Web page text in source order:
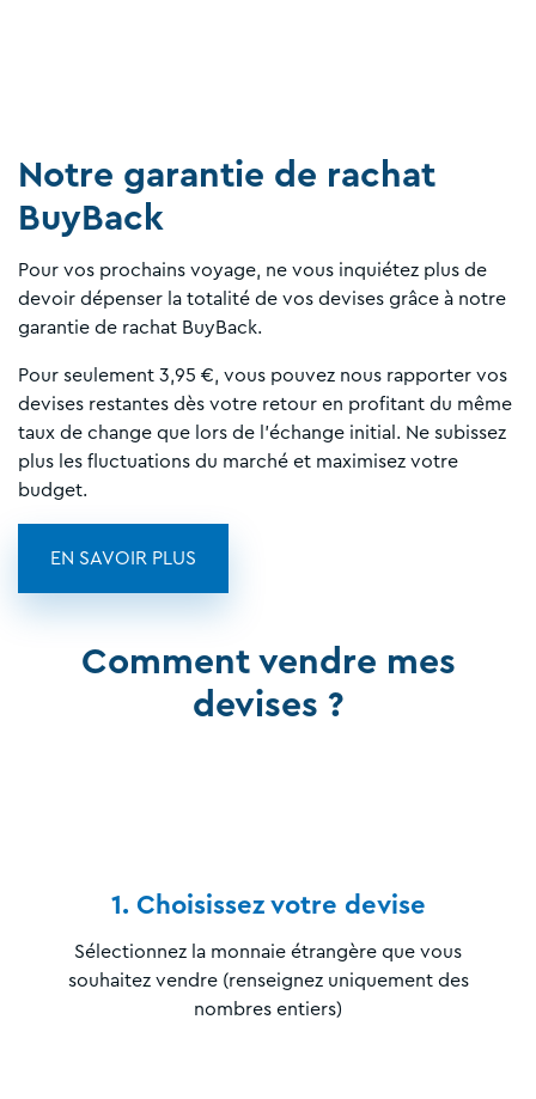
Notre garantie de rachat
BuyBack
Pour vos prochains voyage, ne vous inquiétez plus de
devoir dépenser la totalité de vos devises grâce à notre
garantie de rachat BuyBack.
Pour seulement 3,95 €, vous pouvez nous rapporter vos
devises restantes dès votre retour en profitant du même
taux de change que lors de l'échange initial. Ne subissez
plus les fluctuations du marché et maximisez votre
budget.
EN SAVOIR PLUS
Comment vendre mes
devises ?
1. Choisissez votre devise
Sélectionnez la monnaie étrangère que vous
souhaitez vendre (renseignez uniquement des
nombres entiers)